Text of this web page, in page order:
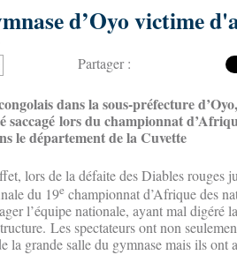
d’Oyo victime
Partager :
dans la sous-préfecture
saccagé lors du championnat
le département de la Cuvette
lors de la défaite des Diables rouges
du 19e championnat d’Afrique des
l’équipe nationale, ayant mal digéré
Les spectateurs ont non
la grande salle du gymnase mais ils ont